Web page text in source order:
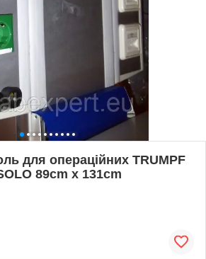
для операційних TRUMPF
89cm x 131cm